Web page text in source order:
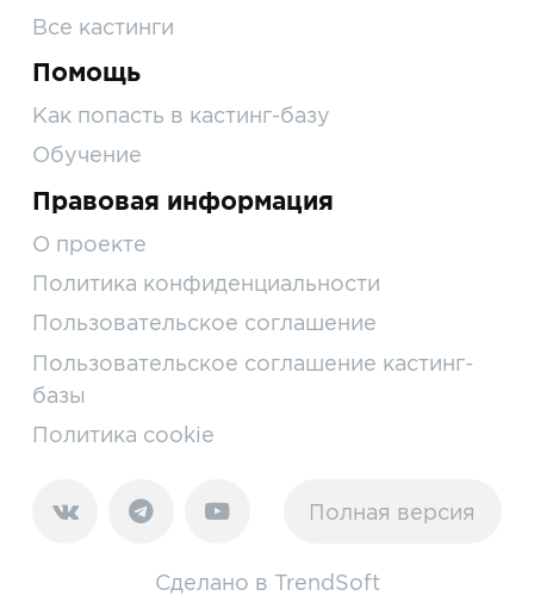
Все кастинги
Помощь
Как попасть в кастинг-базу
Обучение
Правовая информация
О проекте
Политика конфиденциальности
Пользовательское соглашение
Пользовательское соглашение кастинг-
базы
Политика cookie
Полная версия
Сделано в TrendSoft